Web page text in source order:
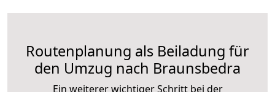
Routenplanung als Beiladung für
den Umzug nach Braunsbedra
Ein weiterer wichtiger Schritt bei der